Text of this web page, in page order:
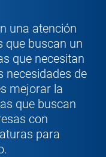
una atención
que buscan un
que necesitan
necesidades de
mejorar la
que buscan
con
para